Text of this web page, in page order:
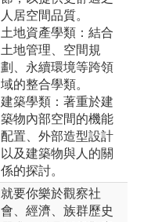
人居空間品質。
土地資產學類：結合
土地管理、空間規
劃、永續環境等跨領
域的整合學類。
建築學類：著重於建
築物內部空間的機能
配置、外部造型設計
以及建築物與人的關
係的探討。
就要你樂於觀察社
會、經濟、族群歷史